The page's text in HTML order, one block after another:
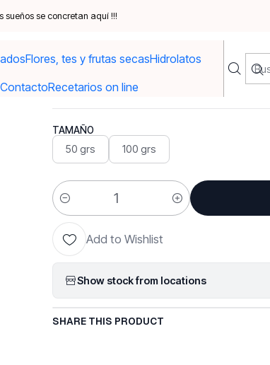
Flores, tes y frutas secasHidrolatos
ContactoRecetarios on line
sueños se concretan aquí !!!
y frutas secas Naranja en polvo
|
Naranja en polvo
TAMAÑO
50 grs 100 grs
Quantity
Add to Wishlist
Show stock from locations
SHARE THIS PRODUCT